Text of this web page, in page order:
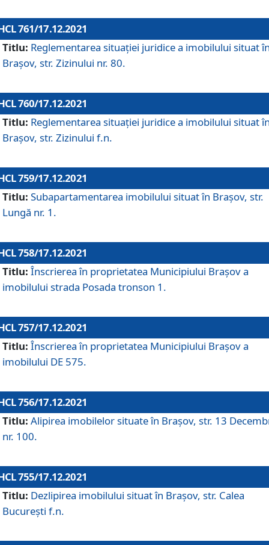
761/17.12.2021
Titlu: Reglementarea situației juridice a imobilului situat
Brașov, str. Zizinului nr. 80.
760/17.12.2021
Titlu: Reglementarea situației juridice a imobilului situat
Brașov, str. Zizinului f.n.
759/17.12.2021
Titlu: Subapartamentarea imobilului situat în Brașov, str.
Lungă nr. 1.
758/17.12.2021
Titlu: Înscrierea în proprietatea Municipiului Brașov a
imobilului strada Posada tronson 1.
757/17.12.2021
Titlu: Înscrierea în proprietatea Municipiului Brașov a
imobilului DE 575.
756/17.12.2021
Titlu: Alipirea imobilelor situate în Brașov, str. 13
nr. 100.
755/17.12.2021
Titlu: Dezlipirea imobilului situat în Brașov, str. Calea
București f.n.